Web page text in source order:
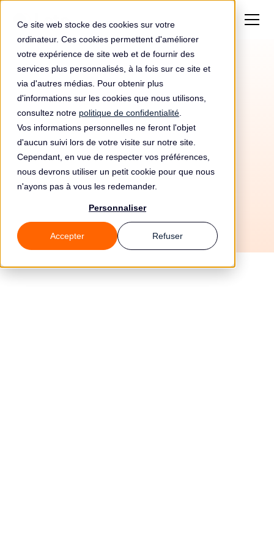
Ce site web stocke des cookies sur votre
ordinateur. Ces cookies permettent d'améliorer
votre expérience de site web et de fournir des
services plus personnalisés, à la fois sur ce site et
via d'autres médias. Pour obtenir plus
d'informations sur les cookies que nous utilisons,
consultez notre politique de confidentialité
Vos informations personnelles ne feront l'objet
d'aucun suivi lors de votre visite sur notre site.
Cependant, en vue de respecter vos préférences,
nous devrons utiliser un petit cookie pour que nous
n'ayons pas à vous les redemander.
Personnaliser
Accepter Refuser
Amende de 2000€
pour Candidat Aux
Élections
Parlementaires